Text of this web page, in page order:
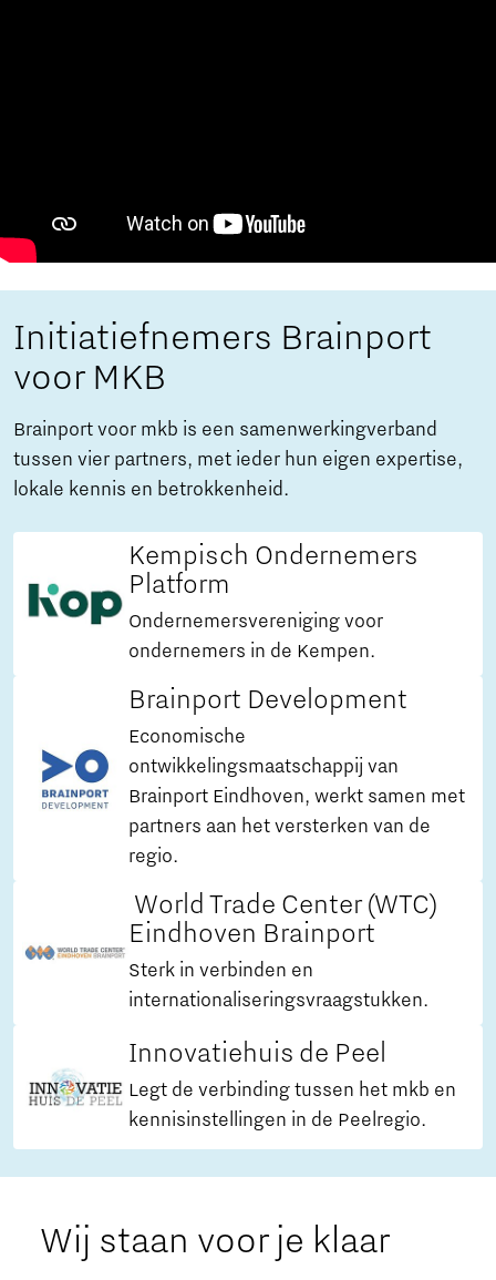
Initiatiefnemers Brainport
voor MKB
Brainport voor mkb is een samenwerkingverband
tussen vier partners, met ieder hun eigen expertise,
lokale kennis en betrokkenheid.
Kempisch Ondernemers
Platform
Ondernemersvereniging voor
ondernemers in de Kempen.
Brainport Development
Economische
ontwikkelingsmaatschappij van
Brainport Eindhoven, werkt samen met
partners aan het versterken van de
regio.
World Trade Center (WTC)
Eindhoven Brainport
Sterk in verbinden en
internationaliseringsvraagstukken.
Innovatiehuis de Peel
Legt de verbinding tussen het mkb en
kennisinstellingen in de Peelregio.
Wij staan voor je klaar